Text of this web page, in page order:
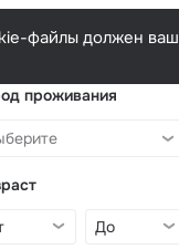
файлы должен ваш
проживания